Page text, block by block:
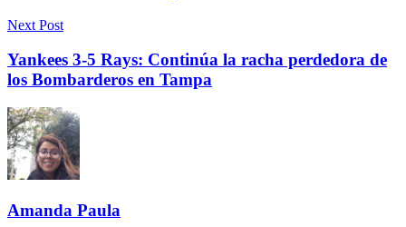
Next Post
Yankees 3-5 Rays: Continúa la racha perdedora de
los Bombarderos en Tampa
Amanda Paula